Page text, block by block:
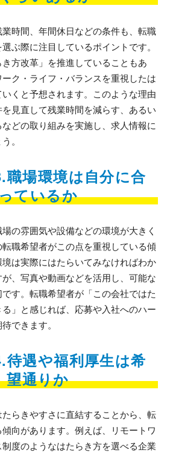
時間、年間休日などの条件も、転職
ぶ際に注目しているポイントです。
方改革」を推進していることもあ
ク・ライフ・バランスを重視したは
くと予想されます。このような理由
見直して残業時間を減らす、あるい
どの取り組みを実施し、求人情報に
。
場環境は自分に合
ているか
の雰囲気や設備などの環境が大きく
職希望者がこの点を重視している傾
は実際にはたらいてみなければわか
、写真や動画などを活用し、可能な
す。転職希望者が「この会社ではた
」と感じれば、応募や入社へのハー
できます。
遇や福利厚生は希
望通りか
らきやすさに直結することから、転
向があります。例えば、リモートワ
度のようなはたらき方を選べる企業